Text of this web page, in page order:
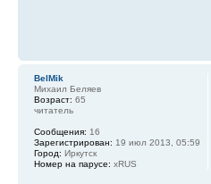
BelMik
Михаил Беляев
Возраст: 65
читатель
Сообщения: 16
Зарегистрирован: 19 июл 2013, 05:59
Город: Иркутск
Номер на парусе: xRUS